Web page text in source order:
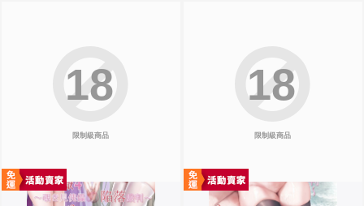
限制級商品
18
限制級商品
18